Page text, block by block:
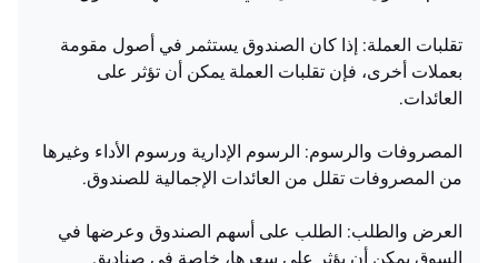
تقلبات العملة: إذا كان الصندوق يستثمر في أصول مقومة
بعملات أخرى، فإن تقلبات العملة يمكن أن تؤثر على
العائدات.
المصروفات والرسوم: الرسوم الإدارية ورسوم الأداء وغيرها
من المصروفات تقلل من العائدات الإجمالية للصندوق.
العرض والطلب: الطلب على أسهم الصندوق وعرضها في
السوق يمكن أن يؤثر على سعرها، خاصة في صناديق